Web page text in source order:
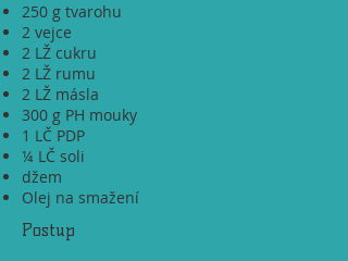
250 g tvarohu
2 vejce
2 LŽ cukru
2 LŽ rumu
2 LŽ másla
300 g PH mouky
1 LČ PDP
¼ LČ soli
džem
Olej na smažení
Postup